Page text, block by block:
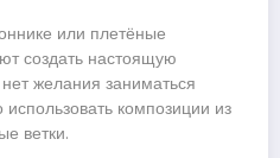
или плетёные
создать настоящую
желания заниматься
композиции из
ветки.